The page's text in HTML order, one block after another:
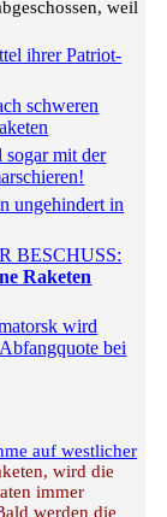
weil
ihrer Patriot-
schweren
sogar mit der
ungehindert in
BESCHUSS:
Raketen
wird
bei
auf westlicher
wird die
immer
werden die